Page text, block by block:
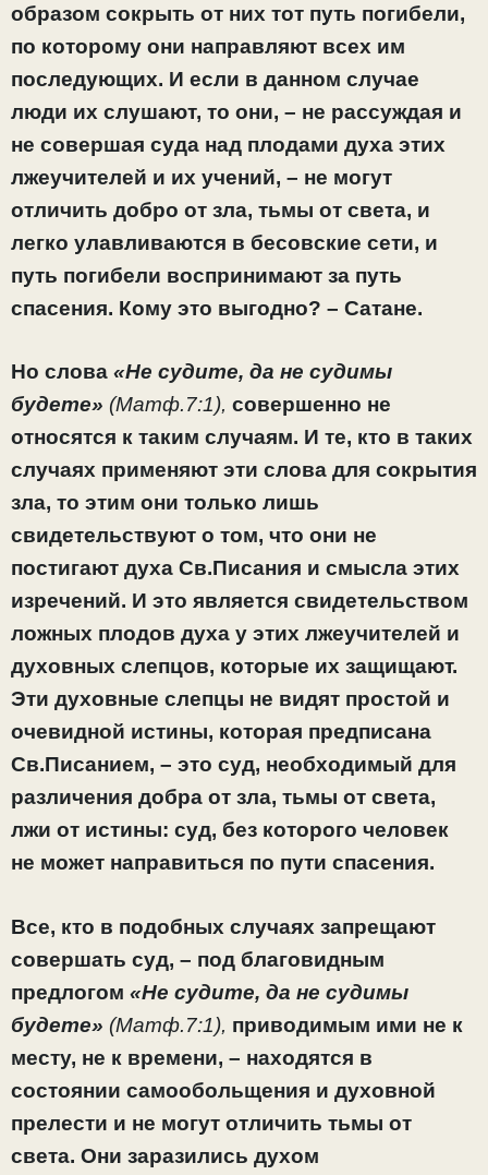
образом сокрыть от них тот путь погибели,
по которому они направляют всех им
последующих. И если в данном случае
люди их слушают, то они, – не рассуждая и
не совершая суда над плодами духа этих
лжеучителей и их учений, – не могут
отличить добро от зла, тьмы от света, и
легко улавливаются в бесовские сети, и
путь погибели воспринимают за путь
спасения. Кому это выгодно? – Сатане.
Но слова «Не судите, да не судимы
будете» (Матф.7:1), совершенно не
относятся к таким случаям. И те, кто в таких
случаях применяют эти слова для сокрытия
зла, то этим они только лишь
свидетельствуют о том, что они не
постигают духа Св.Писания и смысла этих
изречений. И это является свидетельством
ложных плодов духа у этих лжеучителей и
духовных слепцов, которые их защищают.
Эти духовные слепцы не видят простой и
очевидной истины, которая предписана
Св.Писанием, – это суд, необходимый для
различения добра от зла, тьмы от света,
лжи от истины: суд, без которого человек
не может направиться по пути спасения.
Все, кто в подобных случаях запрещают
совершать суд, – под благовидным
предлогом «Не судите, да не судимы
будете» (Матф.7:1), приводимым ими не к
месту, не к времени, – находятся в
состоянии самообольщения и духовной
прелести и не могут отличить тьмы от
света. Они заразились духом